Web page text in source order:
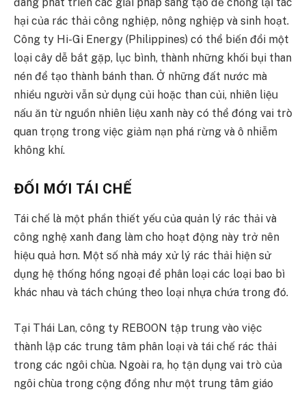
hại của rác thải công nghiệp, nông nghiệp và sinh hoạt.
Công ty Hi-Gi Energy (Philippines) có thể biến đổi một
loại cây dễ bắt gặp, lục bình, thành những khối bụi than
nén để tạo thành bánh than. Ở những đất nước mà
nhiều người vẫn sử dụng củi hoặc than củi, nhiên liệu
nấu ăn từ nguồn nhiên liệu xanh này có thể đóng vai trò
quan trọng trong việc giảm nạn phá rừng và ô nhiễm
không khí.
ĐỐI MỚI TÁI CHẾ
Tái chế là một phần thiết yếu của quản lý rác thải và
công nghệ xanh đang làm cho hoạt động này trở nên
hiệu quả hơn. Một số nhà máy xử lý rác thải hiện sử
dụng hệ thống hồng ngoại để phân loại các loại bao bì
khác nhau và tách chúng theo loại nhựa chứa trong đó.
Tại Thái Lan, công ty REBOON tập trung vào việc
thành lập các trung tâm phân loại và tái chế rác thải
trong các ngôi chùa. Ngoài ra, họ tận dụng vai trò của
ngôi chùa trong cộng đồng như một trung tâm giáo